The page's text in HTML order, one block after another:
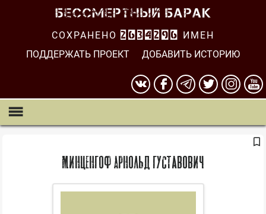
СОХРАНЕНО 2634296
ИМЕН
ПОДДЕРЖАТЬ ПРОЕКТ
ДОБАВИТЬ ИСТОРИЮ
Минценгоф Арнольд Густавович